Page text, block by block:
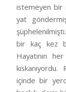
istemeyen bir
yat
bir kaç kez
Hayatının
kıskanıyordu.
içinde bir